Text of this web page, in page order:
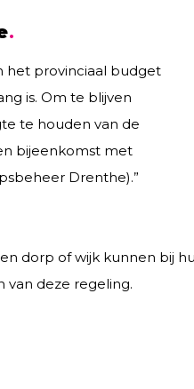
het provinciaal budget
is. Om te blijven
te houden van de
bijeenkomst met
Drenthe).”
dorp of wijk kunnen bij
van deze regeling.